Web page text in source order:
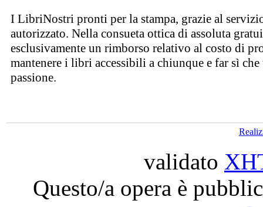
I LibriNostri pronti per la stampa, grazie al
autorizzato. Nella consueta ottica di assoluta
esclusivamente un rimborso relativo al costo di
mantenere i libri accessibili a chiunque e far sì
passione.
validato
Questo/a opera è